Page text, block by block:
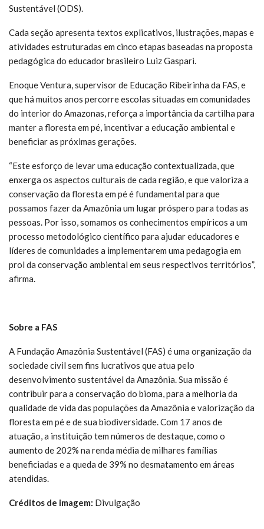
Sustentável (ODS).
Cada seção apresenta textos explicativos, ilustrações, mapas e
atividades estruturadas em cinco etapas baseadas na proposta
pedagógica do educador brasileiro Luiz Gaspari.
Enoque Ventura, supervisor de Educação Ribeirinha da FAS, e
que há muitos anos percorre escolas situadas em comunidades
do interior do Amazonas, reforça a importância da cartilha para
manter a floresta em pé, incentivar a educação ambiental e
beneficiar as próximas gerações.
“Este esforço de levar uma educação contextualizada, que
enxerga os aspectos culturais de cada região, e que valoriza a
conservação da floresta em pé é fundamental para que
possamos fazer da Amazônia um lugar próspero para todas as
pessoas. Por isso, somamos os conhecimentos empíricos a um
processo metodológico científico para ajudar educadores e
líderes de comunidades a implementarem uma pedagogia em
prol da conservação ambiental em seus respectivos territórios”,
afirma.
Sobre a FAS
A Fundação Amazônia Sustentável (FAS) é uma organização da
sociedade civil sem fins lucrativos que atua pelo
desenvolvimento sustentável da Amazônia. Sua missão é
contribuir para a conservação do bioma, para a melhoria da
qualidade de vida das populações da Amazônia e valorização da
floresta em pé e de sua biodiversidade. Com 17 anos de
atuação, a instituição tem números de destaque, como o
aumento de 202% na renda média de milhares famílias
beneficiadas e a queda de 39% no desmatamento em áreas
atendidas.
Créditos de imagem: Divulgação